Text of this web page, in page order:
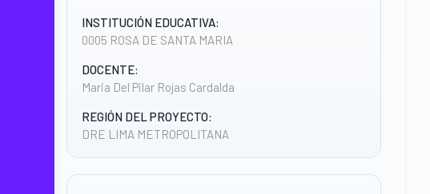
INSTITUCIÓN EDUCATIVA:
0005 ROSA DE SANTA MARIA
DOCENTE:
Maria Del Pilar Rojas Cardalda
REGIÓN DEL PROYECTO:
DRE LIMA METROPOLITANA